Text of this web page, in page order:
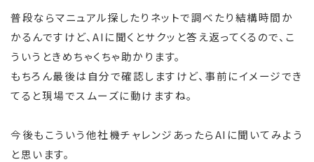
普段ならマニュアル探したりネットで調べたり結構時間か
かるんですけど、AIに聞くとサクッと答え返ってくるので、こ
ういうときめちゃくちゃ助かります。
もちろん最後は自分で確認しますけど、事前にイメージでき
てると現場でスムーズに動けますね。
今後もこういう他社機チャレンジあったらAIに聞いてみよう
と思います。